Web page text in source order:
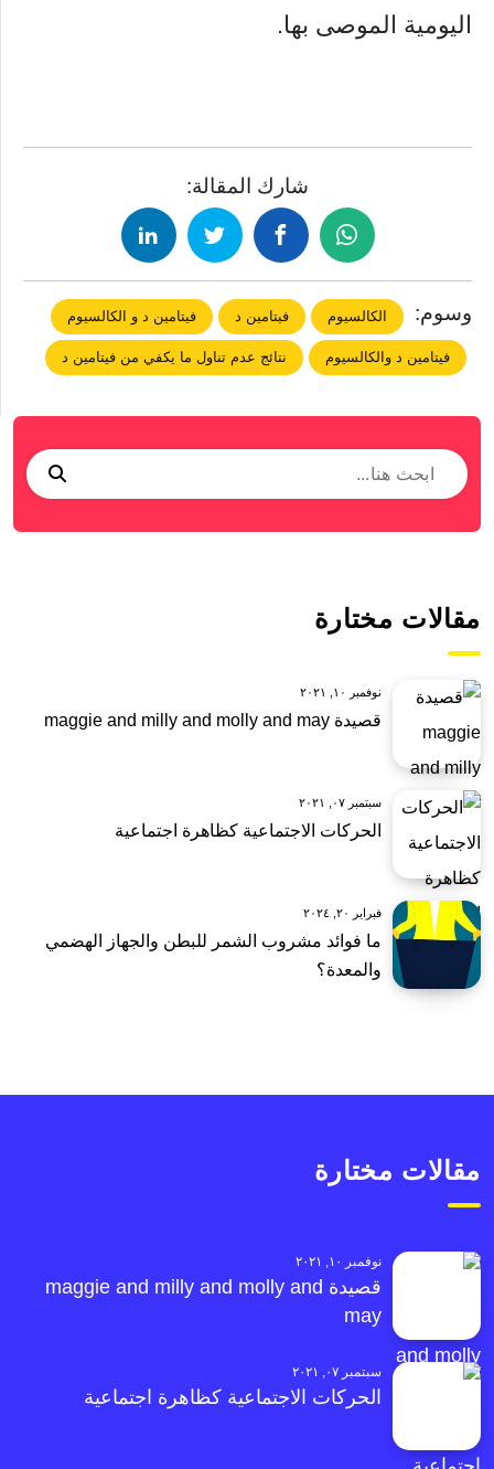
اليومية الموصى بها.
شارك المقالة:
وسوم: الكالسيوم فيتامين د فيتامين د و الكالسيوم
فيتامين د والكالسيوم نتائج عدم تناول ما يكفي من فيتامين د
مقالات مختارة
نوفمبر ١٠, ٢٠٢١
قصيدة maggie and milly and molly and may
سبتمبر ٠٧, ٢٠٢١
الحركات الاجتماعية كظاهرة اجتماعية
فبراير ٢٠, ٢٠٢٤
ما فوائد مشروب الشمر للبطن والجهاز الهضمي
والمعدة؟
مقالات مختارة
نوفمبر ١٠, ٢٠٢١
قصيدة maggie and milly and molly and
may
سبتمبر ٠٧, ٢٠٢١
الحركات الاجتماعية كظاهرة اجتماعية